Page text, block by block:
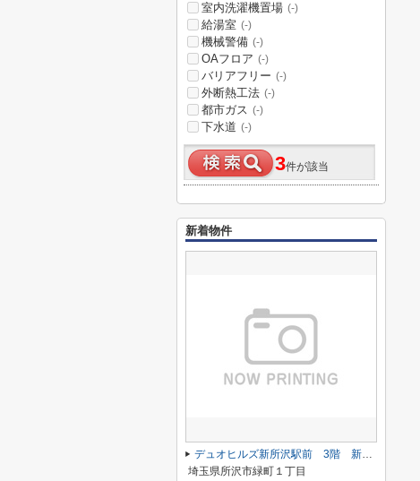
室内洗濯機置場 (-)
給湯室 (-)
機械警備 (-)
OAフロア (-)
バリアフリー (-)
外断熱工法 (-)
都市ガス (-)
下水道 (-)
3件が該当
新着物件
デュオヒルズ新所沢駅前 3階 新所沢駅 徒歩2分
埼玉県所沢市緑町１丁目